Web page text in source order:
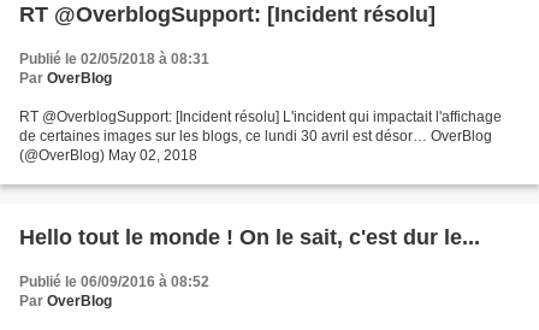
RT @OverblogSupport: [Incident résolu]
Publié le 02/05/2018 à 08:31
Par OverBlog
RT @OverblogSupport: [Incident résolu] L'incident qui impactait l'affichage
de certaines images sur les blogs, ce lundi 30 avril est désor… OverBlog
(@OverBlog) May 02, 2018
Hello tout le monde ! On le sait, c'est dur le...
Publié le 06/09/2016 à 08:52
Par OverBlog